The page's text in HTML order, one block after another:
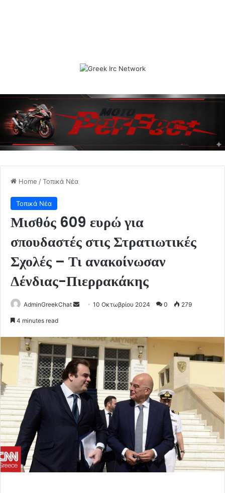
Home /Τοπικά Νέα
Τοπικά Νέα
Μισθός 609 ευρώ για
σπουδαστές στις Στρατιωτικές
Σχολές – Τι ανακοίνωσαν
Δένδιας-Πιερρακάκης
AdminGreekChat
Send10 Οκτωβρίου 2024 0 279
4 minutes read